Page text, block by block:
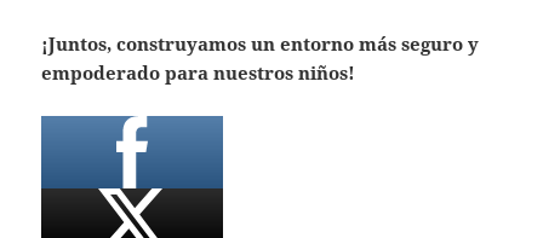
¡Juntos, construyamos un entorno más seguro y
empoderado para nuestros niños!